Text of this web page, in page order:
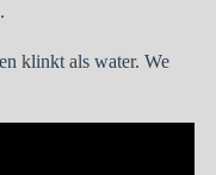
klinkt als water. We